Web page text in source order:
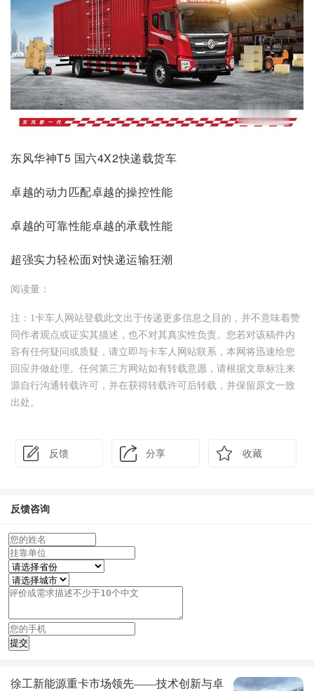
东风华神T5 国六4X2快递载货车
卓越的动力匹配卓越的操控性能
卓越的可靠性能卓越的承载性能
超强实力轻松面对快递运输狂潮
阅读量：
注：1卡车人网站登载此文出于传递更多信息之目的，并不意味着赞
同作者观点或证实其描述，也不对其真实性负责。您若对该稿件内
容有任何疑问或质疑，请立即与卡车人网站联系，本网将迅速给您
回应并做处理。任何第三方网站如有转载意愿，请根据文章标注来
源自行沟通转载许可，并在获得转载许可后转载，并保留原文一致
出处。
反馈 分享 收藏
反馈咨询
徐工新能源重卡市场领先——技术创新与卓